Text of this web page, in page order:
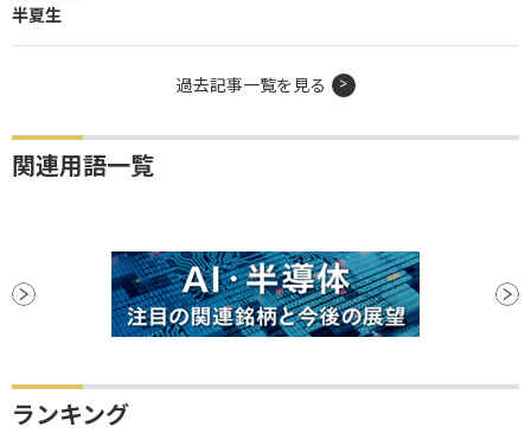
半夏生
過去記事一覧を見る
関連用語一覧
ランキング